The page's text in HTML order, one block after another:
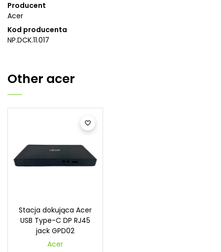
Producent
Acer
Kod producenta
NP.DCK.11.017
Other acer

Stacja dokująca Acer
USB Type-C DP RJ45
jack GPD02
Acer